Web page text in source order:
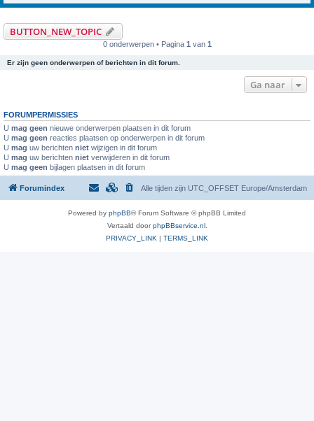
BUTTON_NEW_TOPIC
0 onderwerpen • Pagina 1 van 1
Er zijn geen onderwerpen of berichten in dit forum.
Ga naar
FORUMPERMISSIES
U mag geen nieuwe onderwerpen plaatsen in dit forum
U mag geen reacties plaatsen op onderwerpen in dit forum
U mag uw berichten niet wijzigen in dit forum
U mag uw berichten niet verwijderen in dit forum
U mag geen bijlagen plaatsen in dit forum
Forumindex Alle tijden zijn UTC_OFFSET Europe/Amsterdam
Powered by phpBB® Forum Software © phpBB Limited
Vertaald doorphpBBservice.nl.
PRIVACY_LINK | TERMS_LINK